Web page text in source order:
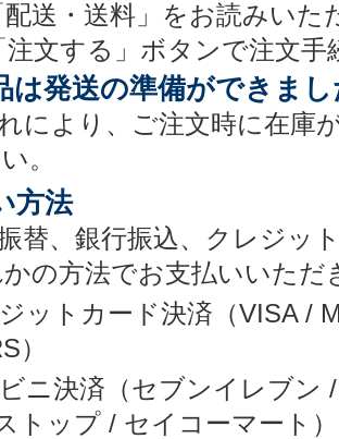
送・送料」をお読みいた
注文する」ボタンで注文手
は発送の準備ができま
により、ご注文時に在庫
。
方法
替、銀行振込、クレジッ
の方法でお支払いいただ
ットカード決済（VISA /
）
ニ決済（セブンイレブン
トップ / セイコーマート）